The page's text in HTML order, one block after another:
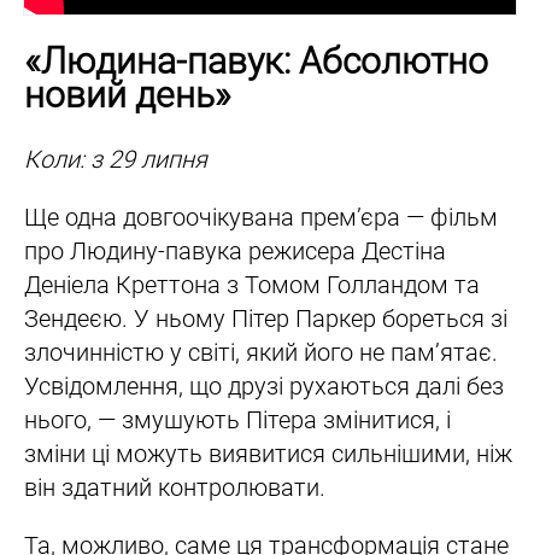
«Людина-павук: Абсолютно
новий день»
Коли: з 29 липня
Ще одна довгоочікувана прем’єра — фільм
про Людину-павука режисера Дестіна
Деніела Креттона з Томом Голландом та
Зендеєю. У ньому Пітер Паркер бореться зі
злочинністю у світі, який його не пам’ятає.
Усвідомлення, що друзі рухаються далі без
нього, — змушують Пітера змінитися, і
зміни ці можуть виявитися сильнішими, ніж
він здатний контролювати.
Та, можливо, саме ця трансформація стане